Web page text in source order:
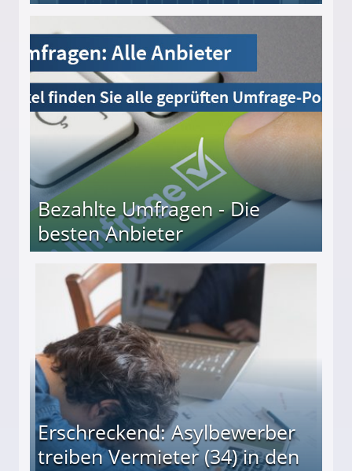
Bezahlte Umfragen - Die
besten Anbieter
Erschreckend: Asylbewerber
treiben Vermieter (34) in den